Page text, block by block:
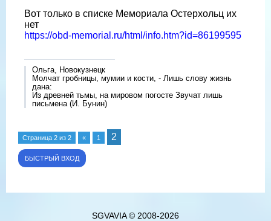
Вот только в списке Мемориала Остерхольц их
нет
https://obd-memorial.ru/html/info.htm?id=86199595
Ольга, Новокузнецк
Молчат гробницы, мумии и кости, - Лишь слову жизнь
дана:
Из древней тьмы, на мировом погосте Звучат лишь
письмена (И. Бунин)
Страница 2 из 2 « 1 2
SGVAVIA © 2008-2026